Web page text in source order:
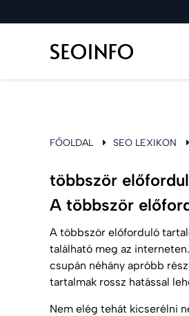
FŐOLDAL SEO LEXIKON
többször
A többször
A többször előforduló
található meg az
csupán néhány apróbb
tartalmak rossz hatással
Nem elég tehát kicserélni